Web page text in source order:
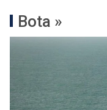
Bota »